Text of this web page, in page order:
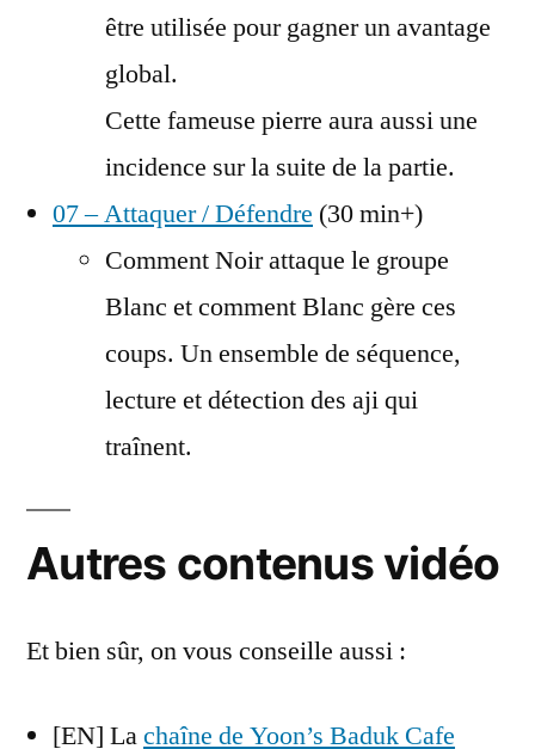
être utilisée pour gagner un avantage
global.
Cette fameuse pierre aura aussi une
incidence sur la suite de la partie.
07 – Attaquer / Défendre (30 min+)
Comment Noir attaque le groupe
Blanc et comment Blanc gère ces
coups. Un ensemble de séquence,
lecture et détection des aji qui
traînent.
Autres contenus vidéo
Et bien sûr, on vous conseille aussi :
[EN] Lachaîne de Yoon’s Baduk Cafe